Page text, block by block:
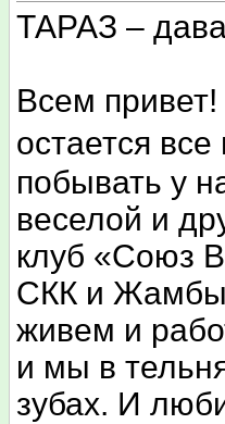
ТАРАЗ –
Всем
остается
побывать у
веселой и
клуб «Союз
СКК и
живем и
и мы в
зубах. И